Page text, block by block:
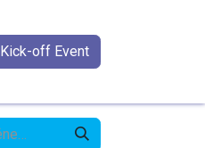
Kick-off Event